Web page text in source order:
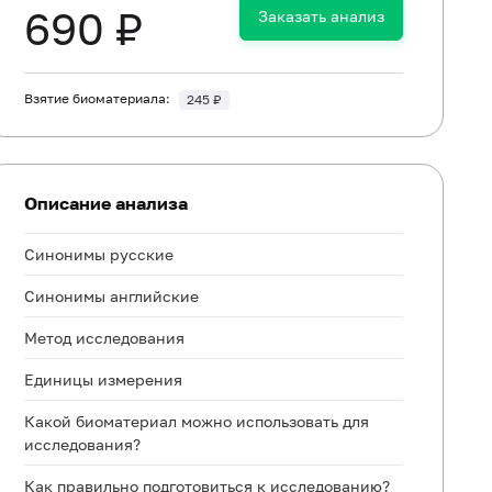
690 ₽ Заказать анализ
Взятие биоматериала: 245 ₽
Описание анализа
Синонимы русские
Синонимы английские
Метод исследования
Единицы измерения
Какой биоматериал можно использовать для
исследования?
Как правильно подготовиться к исследованию?